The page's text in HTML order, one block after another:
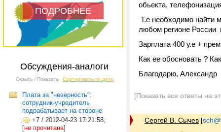
ПОДРОБНЕЕ
Обсуждения-аналоги
Скрыть / Показать Сортировать по дате
Плата за "неверность":
сотрудник-учредитель
подрабатывает на стороне
+7 / 2012-04-23 17:21:58,
[не прочитана]
обьекта,
Т.е необходимо найти
любом регионе России
Зарплата 400 у.е +
Как ее обосновать ?
Благодарю, Александр
[Показать все ответы на
Сергей В. Сычев [